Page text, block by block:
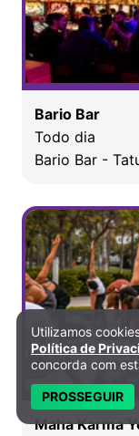
Bario Bar
Todo dia
Bario Bar -
Maha Karma
Política de
Utilizamos
Política de
concorda com
PROSSEGUIR